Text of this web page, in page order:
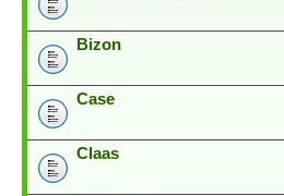
Bizon
Case
Claas